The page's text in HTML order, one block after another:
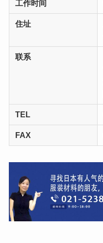
工作时间
住址
联系
TEL
FAX